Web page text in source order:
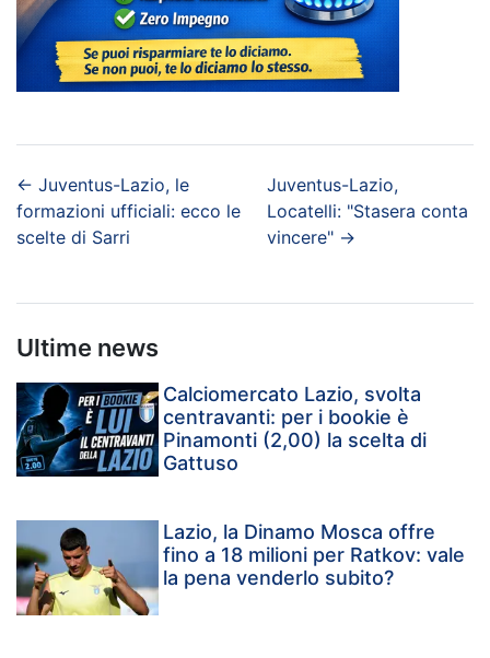
← Juventus-Lazio, le
formazioni ufficiali: ecco le
scelte di Sarri
Juventus-Lazio,
Locatelli: "Stasera conta
vincere"→
Ultime news
Calciomercato Lazio, svolta
centravanti: per i bookie è
Pinamonti (2,00) la scelta di
Gattuso
Lazio, la Dinamo Mosca offre
fino a 18 milioni per Ratkov: vale
la pena venderlo subito?